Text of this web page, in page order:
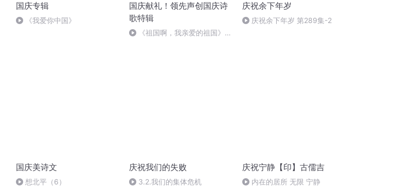
国庆专辑
《我爱你中国》
国庆献礼！领先声创国庆诗
歌特辑
《祖国啊，我亲爱的祖国》温
庆祝余下年岁
庆祝余下年岁 第289集-2
国庆美诗文
想北平（6）
庆祝我们的失败
3.2.我们的集体危机
庆祝宁静【印】古儒吉
内在的居所 无限 宁静